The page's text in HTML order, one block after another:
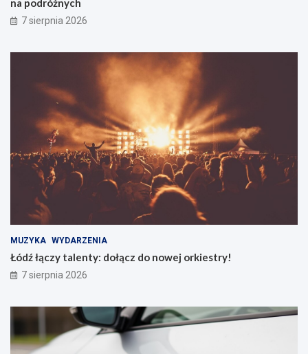
na podróżnych
7 sierpnia 2026
MUZYKA WYDARZENIA
Łódź łączy talenty: dołącz do nowej orkiestry!
7 sierpnia 2026